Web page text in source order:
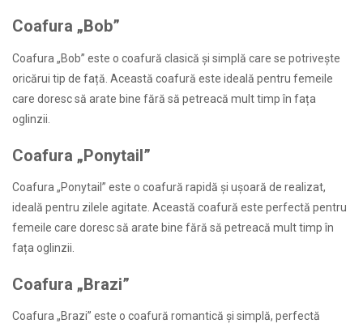
Coafura „Bob”
Coafura „Bob” este o coafură clasică și simplă care se potrivește
oricărui tip de față. Această coafură este ideală pentru femeile
care doresc să arate bine fără să petreacă mult timp în fața
oglinzii.
Coafura „Ponytail”
Coafura „Ponytail” este o coafură rapidă și ușoară de realizat,
ideală pentru zilele agitate. Această coafură este perfectă pentru
femeile care doresc să arate bine fără să petreacă mult timp în
fața oglinzii.
Coafura „Brazi”
Coafura „Brazi” este o coafură romantică și simplă, perfectă